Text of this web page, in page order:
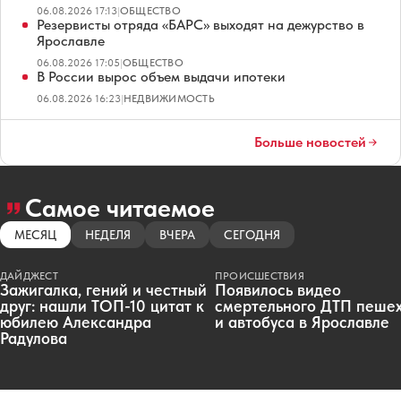
06.08.2026 17:13|ОБЩЕСТВО
Резервисты отряда «БАРС» выходят на дежурство в
Ярославле
06.08.2026 17:05|ОБЩЕСТВО
В России вырос объем выдачи ипотеки
06.08.2026 16:23|НЕДВИЖИМОСТЬ
Больше новостей
Самое читаемое
МЕСЯЦ НЕДЕЛЯ ВЧЕРА СЕГОДНЯ
ДАЙДЖЕСТ
Зажигалка, гений и честный
друг: нашли ТОП-10 цитат к
юбилею Александра
Радулова
ПРОИСШЕСТВИЯ
Появилось видео
смертельного ДТП
и автобуса в Ярославле